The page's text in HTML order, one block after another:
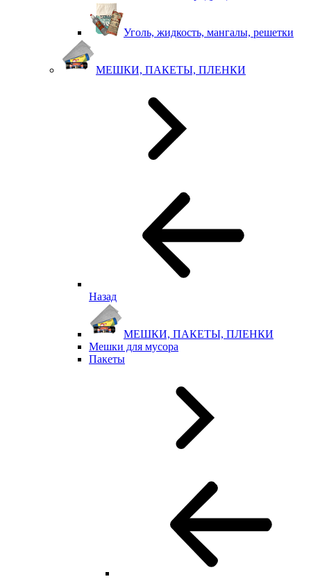
Уголь, жидкость, мангалы, решетки
МЕШКИ, ПАКЕТЫ, ПЛЕНКИ
Назад
МЕШКИ, ПАКЕТЫ, ПЛЕНКИ
Мешки для мусора
Пакеты